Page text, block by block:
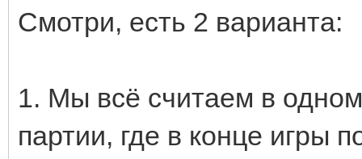
Смотри, есть 2 варианта:
1. Мы всё считаем в
партии, где в конце игры